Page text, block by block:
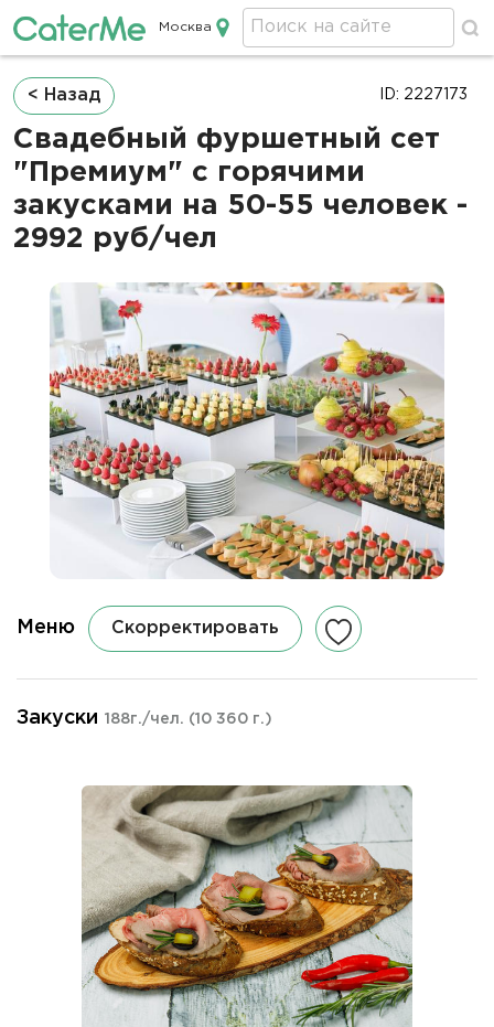
Кейтеринг в Москве
Москва
Строка
навигации
< Назад
Свадебный фуршетный сет
"Премиум" с горячими
закусками на 50-55 человек -
2992 руб/чел
ID: 2227173
Меню Скорректировать
Закуски 188г./чел. (10 360 г.)